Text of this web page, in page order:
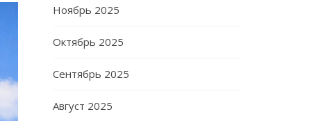
Ноябрь 2025
Октябрь 2025
Сентябрь 2025
Август 2025